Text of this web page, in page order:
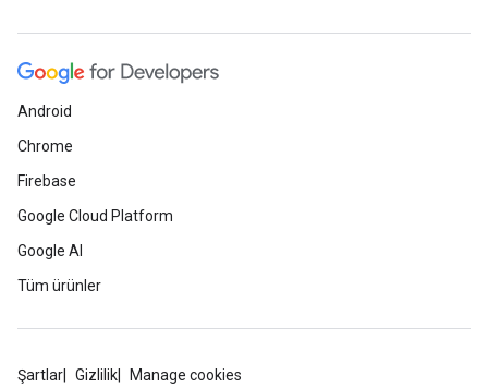
Android
Chrome
Firebase
Google Cloud Platform
Google AI
Tüm ürünler
Şartlar Gizlilik Manage cookies